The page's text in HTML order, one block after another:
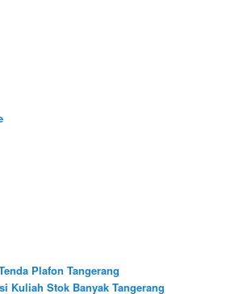
Plafon Tangerang
Kuliah Stok Banyak Tangerang